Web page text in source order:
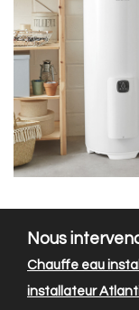
Nous
Chauffe eau
installateur